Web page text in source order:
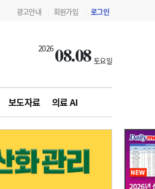
광고안내 회원가입 로그인
202608.08 토요일
보도자료 의료 AI